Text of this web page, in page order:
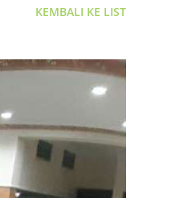
KEMBALI KE LIST